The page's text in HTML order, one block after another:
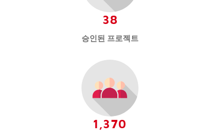
38
승인된 프로젝트
1,370